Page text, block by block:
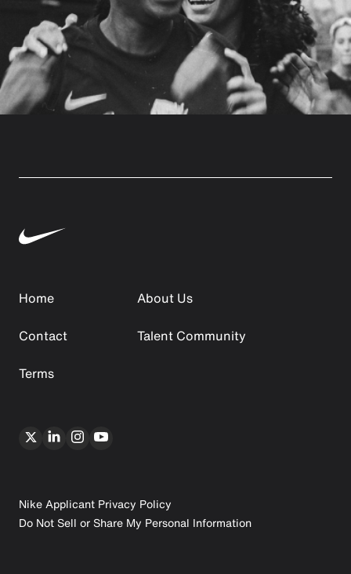
Home
About Us
Contact
Talent Community
Terms
Nike Applicant Privacy Policy
Do Not Sell or Share My Personal Information